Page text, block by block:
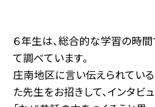
６年生は、総合的な学習の時間
て調べています。
庄南地区に言い伝えられてい
た先生をお招きして、インタビ